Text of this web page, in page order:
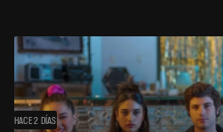
HACE 2 DÍAS